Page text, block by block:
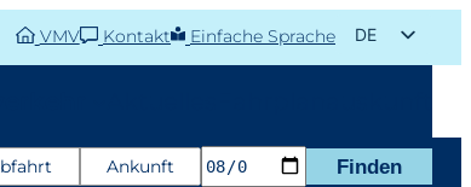
VMV Kontakt Einfache Sprache
DE
Ankunft Finden